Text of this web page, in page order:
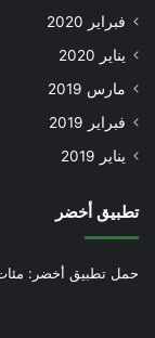
فبراير 2020
يناير 2020
مارس 2019
فبراير 2019
يناير 2019
تطبيق أخضر
حمل تطبيق أخضر: